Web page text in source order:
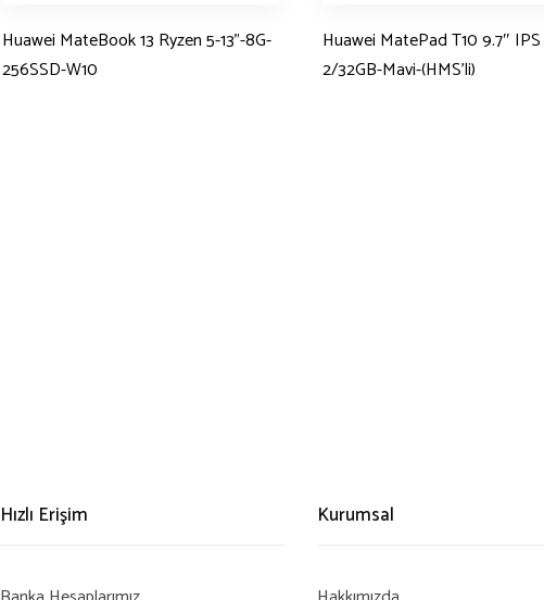
Huawei MateBook 13 Ryzen 5-13”-8G-
256SSD-W10
Huawei MatePad T10 9.7″ IPS
2/32GB-Mavi-(HMS’li)
Hızlı Erişim Kurumsal